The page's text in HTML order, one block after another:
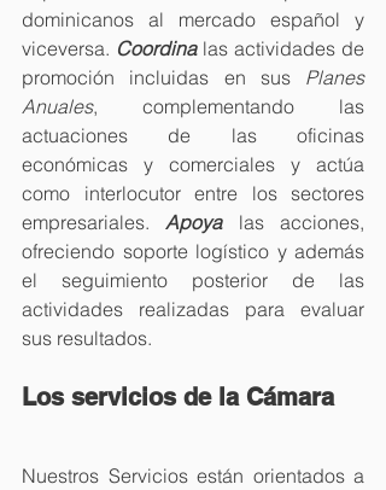
dominicanos al mercado español y
viceversa. Coordina las actividades de
promoción incluidas en sus Planes
Anuales, complementando las
actuaciones de las oficinas
económicas y comerciales y actúa
como interlocutor entre los sectores
empresariales. Apoya las acciones,
ofreciendo soporte logístico y además
el seguimiento posterior de las
actividades realizadas para evaluar
sus resultados.
Los servicios de la Cámara
Nuestros Servicios están orientados a